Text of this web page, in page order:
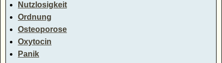
Nutzlosigkeit
Ordnung
Osteoporose
Oxytocin
Panik